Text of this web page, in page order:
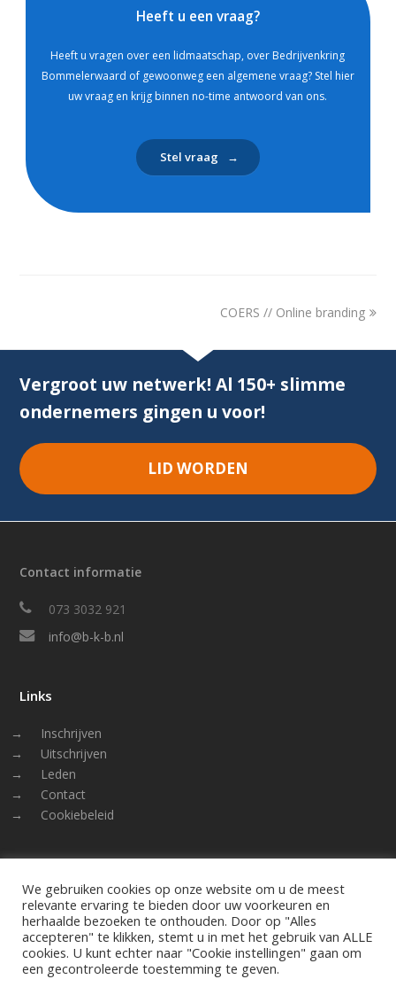
Heeft u een vraag?
Heeft u vragen over een lidmaatschap, over Bedrijvenkring
Bommelerwaard of gewoonweg een algemene vraag? Stel hier
uw vraag en krijg binnen no-time antwoord van ons.
Stel vraag
next
COERS // Online branding
Vergroot uw netwerk! Al 150+ slimme
ondernemers gingen u voor!
LID WORDEN
Contact informatie
073 3032 921
info@b-k-b.nl
Links
Inschrijven
Uitschrijven
Leden
Contact
Cookiebeleid
LinkedIn
We gebruiken cookies op onze website om u de meest
relevante ervaring te bieden door uw voorkeuren en
herhaalde bezoeken te onthouden. Door op "Alles
accepteren" te klikken, stemt u in met het gebruik van ALLE
cookies. U kunt echter naar "Cookie instellingen" gaan om
een ​​gecontroleerde toestemming te geven.